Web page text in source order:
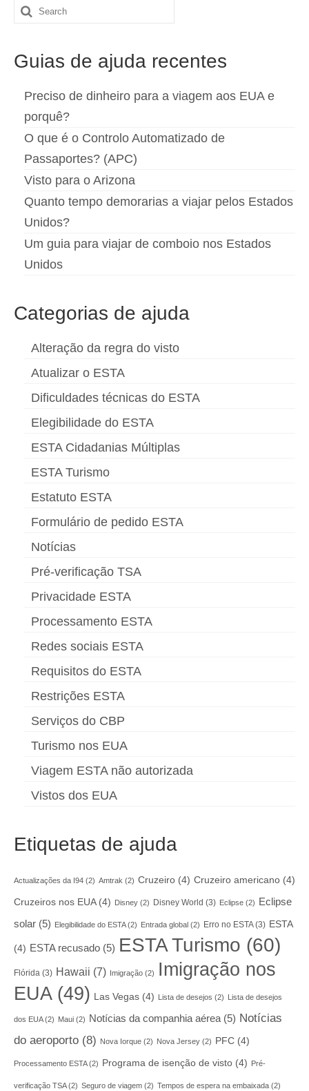
Search
Guias de ajuda recentes
Preciso de dinheiro para a viagem aos EUA e
porquê?
O que é o Controlo Automatizado de
Passaportes? (APC)
Visto para o Arizona
Quanto tempo demorarias a viajar pelos Estados
Unidos?
Um guia para viajar de comboio nos Estados
Unidos
Categorias de ajuda
Alteração da regra do visto
Atualizar o ESTA
Dificuldades técnicas do ESTA
Elegibilidade do ESTA
ESTA Cidadanias Múltiplas
ESTA Turismo
Estatuto ESTA
Formulário de pedido ESTA
Notícias
Pré-verificação TSA
Privacidade ESTA
Processamento ESTA
Redes sociais ESTA
Requisitos do ESTA
Restrições ESTA
Serviços do CBP
Turismo nos EUA
Viagem ESTA não autorizada
Vistos dos EUA
Etiquetas de ajuda
Actualizações da I94 (2) Amtrak (2) Cruzeiro (4) Cruzeiro americano (4)
Cruzeiros nos EUA(4) Disney (2) Disney World (3) Eclipse (2)
Eclipse
solar (5) Elegibilidade do ESTA(2) Entrada global (2) Erro no ESTA(3) ESTA
(4) ESTA recusado (5) ESTA Turismo (60)
Flórida (3) Hawaii (7) Imigração (2)
Imigração nos
EUA(49) Las Vegas (4) Lista de desejos (2) Lista de desejos
dos EUA(2) Maui (2) Notícias da companhia aérea (5) Notícias
do aeroporto (8) Nova Iorque (2) Nova Jersey (2) PFC (4)
Processamento ESTA(2) Programa de isenção de visto (4) Pré-
verificação TSA(2) Seguro de viagem (2) Tempos de espera na embaixada (2)